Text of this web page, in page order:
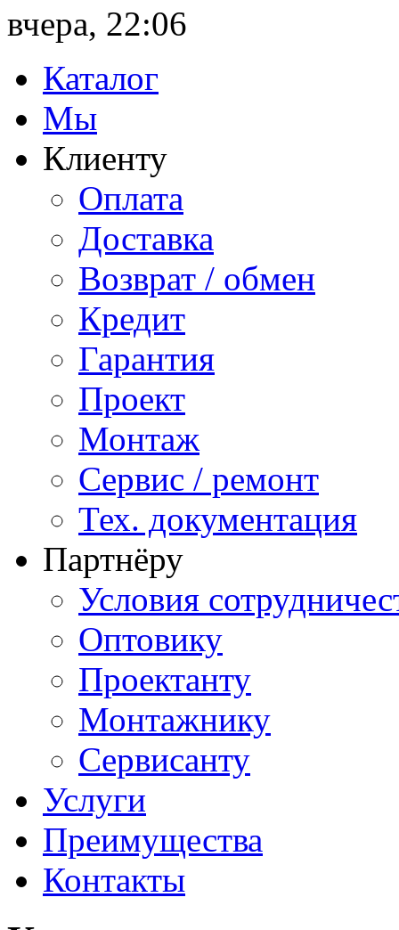
вчера, 22:06
Каталог
Мы
Клиенту
Оплата
Доставка
Возврат / обмен
Кредит
Гарантия
Проект
Монтаж
Сервис / ремонт
Тех. документация
Партнёру
Условия
Оптовику
Проектанту
Монтажнику
Сервисанту
Услуги
Преимущества
Контакты